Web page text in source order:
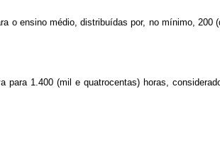
o ensino médio, distribuídas por, no mínimo, 200
para 1.400 (mil e quatrocentas) horas,